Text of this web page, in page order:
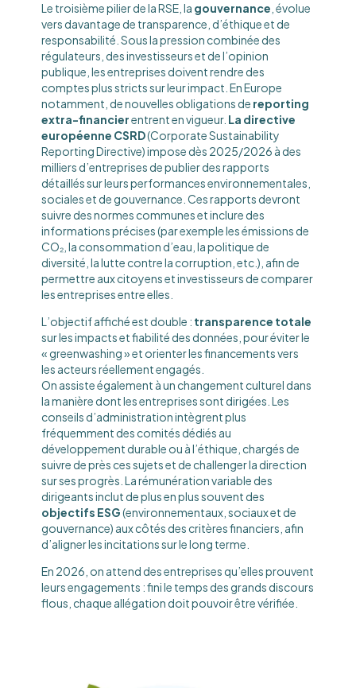
Le troisième pilier de la RSE, la gouvernance , évolue
vers davantage de transparence, d’éthique et de
responsabilité. Sous la pression combinée des
régulateurs, des investisseurs et de l’opinion
publique, les entreprises doivent rendre des
comptes plus stricts sur leur impact. En Europe
notamment, de nouvelles obligations de reporting
extra-financierentrent en vigueur. La directive
européenne CSRD(Corporate Sustainability
Reporting Directive) impose dès 2025/2026 à des
milliers d’entreprises de publier des rapports
détaillés sur leurs performances environnementales,
sociales et de gouvernance. Ces rapports devront
suivre des normes communes et inclure des
informations précises (par exemple les émissions de
CO₂, la consommation d’eau, la politique de
diversité, la lutte contre la corruption, etc.), afin de
permettre aux citoyens et investisseurs de comparer
les entreprises entre elles.
L’objectif affiché est double : transparence totale
sur les impacts et fiabilité des données, pour éviter le
« greenwashing » et orienter les financements vers
les acteurs réellement engagés.
On assiste également à un changement culturel dans
la manière dont les entreprises sont dirigées. Les
conseils d’administration intègrent plus
fréquemment des comités dédiés au
développement durable ou à l’éthique, chargés de
suivre de près ces sujets et de challenger la direction
sur ses progrès. La rémunération variable des
dirigeants inclut de plus en plus souvent des
objectifs ESG(environnementaux, sociaux et de
gouvernance) aux côtés des critères financiers, afin
d’aligner les incitations sur le long terme.
En 2026, on attend des entreprises qu’elles prouvent
leurs engagements : fini le temps des grands discours
flous, chaque allégation doit pouvoir être vérifiée.